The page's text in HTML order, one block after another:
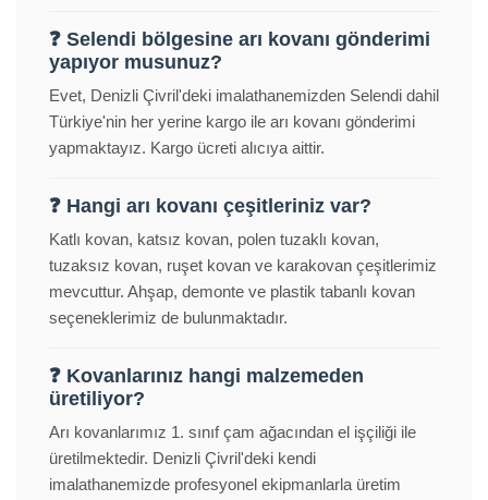
❓ Selendi bölgesine arı kovanı gönderimi
yapıyor musunuz?
Evet, Denizli Çivril'deki imalathanemizden Selendi dahil
Türkiye'nin her yerine kargo ile arı kovanı gönderimi
yapmaktayız. Kargo ücreti alıcıya aittir.
❓ Hangi arı kovanı çeşitleriniz var?
Katlı kovan, katsız kovan, polen tuzaklı kovan,
tuzaksız kovan, ruşet kovan ve karakovan çeşitlerimiz
mevcuttur. Ahşap, demonte ve plastik tabanlı kovan
seçeneklerimiz de bulunmaktadır.
❓ Kovanlarınız hangi malzemeden
üretiliyor?
Arı kovanlarımız 1. sınıf çam ağacından el işçiliği ile
üretilmektedir. Denizli Çivril'deki kendi
imalathanemizde profesyonel ekipmanlarla üretim